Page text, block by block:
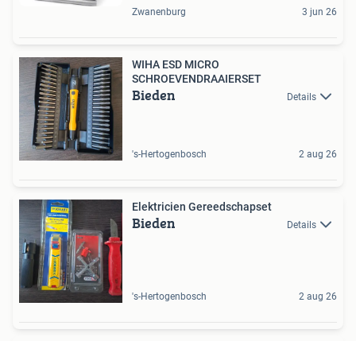
Zwanenburg 3 jun 26
WIHA ESD MICRO
SCHROEVENDRAAIERSET
Bieden Details
's-Hertogenbosch 2 aug 26
Elektricien Gereedschapset
Bieden Details
's-Hertogenbosch 2 aug 26